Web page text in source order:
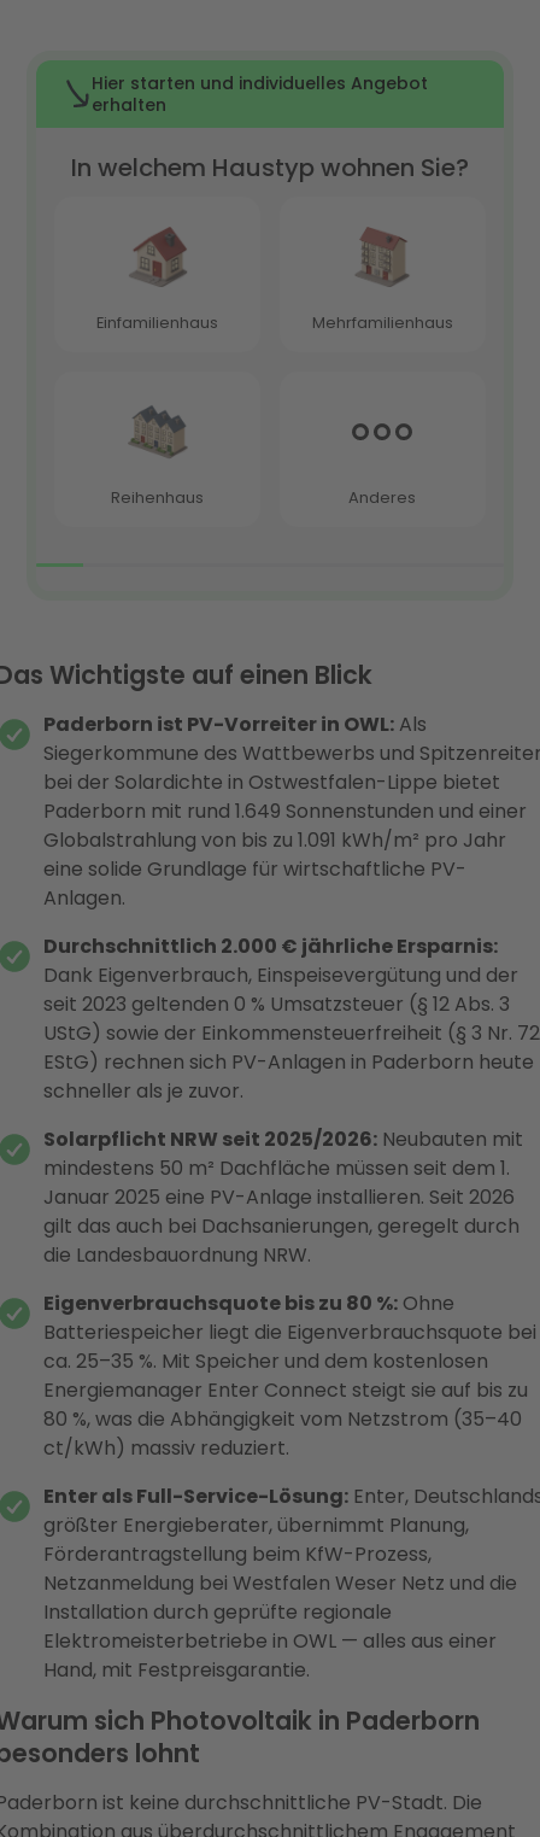
Wichtigste auf einen Blick
Paderborn ist PV-Vorreiter in OWL: Als
Siegerkommune des Wattbewerbs und
bei der Solardichte in Ostwestfalen-Lippe bietet
Paderborn mit rund 1.649 Sonnenstunden und einer
Globalstrahlung von bis zu 1.091 kWh/m² pro Jahr
eine solide Grundlage für wirtschaftliche PV-
Anlagen.
Durchschnittlich 2.000 € jährliche Ersparnis:
Dank Eigenverbrauch, Einspeisevergütung und der
seit 2023 geltenden 0 % Umsatzsteuer (§ 12 Abs. 3
UStG) sowie der Einkommensteuerfreiheit (§ 3 Nr. 72
EStG) rechnen sich PV-Anlagen in Paderborn heute
schneller als je zuvor.
Solarpflicht NRW seit 2025/2026: Neubauten mit
mindestens 50 m² Dachfläche müssen seit dem 1.
Januar 2025 eine PV-Anlage installieren. Seit 2026
gilt das auch bei Dachsanierungen, geregelt durch
die Landesbauordnung NRW.
Eigenverbrauchsquote bis zu 80 %: Ohne
Batteriespeicher liegt die Eigenverbrauchsquote bei
ca. 25–35 %. Mit Speicher und dem kostenlosen
Energiemanager Enter Connect steigt sie auf bis zu
80 %, was die Abhängigkeit vom Netzstrom (35–40
ct/kWh) massiv reduziert.
Enter als Full-Service-Lösung: Enter,
größter Energieberater, übernimmt Planung,
Förderantragstellung beim KfW-Prozess,
Netzanmeldung bei Westfalen Weser Netz und die
Installation durch geprüfte regionale
Elektromeisterbetriebe in OWL — alles aus einer
Hand, mit Festpreisgarantie.
sich Photovoltaik in Paderborn
lohnt
ist keine durchschnittliche PV-Stadt. Die